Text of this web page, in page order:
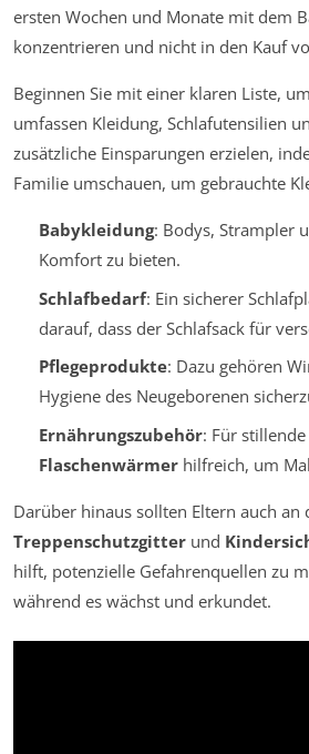
ersten Wochen und Monate mit dem
konzentrieren und nicht in den Kauf
Beginnen Sie mit einer klaren Liste,
umfassen Kleidung, Schlafutensilien
zusätzliche Einsparungen erzielen,
Familie umschauen, um gebrauchte
Babykleidung: Bodys, Strampler
Komfort zu bieten.
Schlafbedarf: Ein sicherer
darauf, dass der Schlafsack für
Pflegeprodukte: Dazu gehören
Hygiene des Neugeborenen
Ernährungszubehör: Für
Flaschenwärmerhilfreich, um
Darüber hinaus sollten Eltern auch
Treppenschutzgitter und
hilft, potenzielle Gefahrenquellen zu
während es wächst und erkundet.